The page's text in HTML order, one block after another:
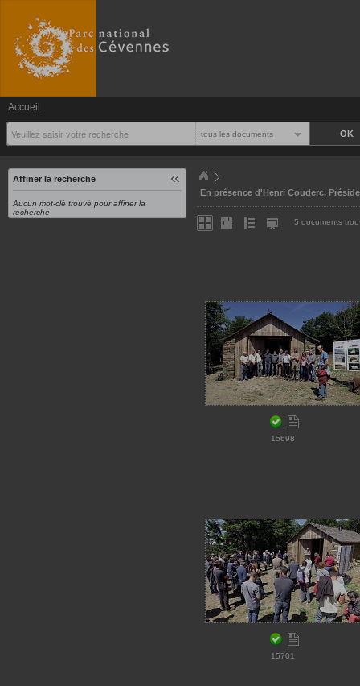
Accueil
tous les documents
Affiner la recherche
Aucun mot-clé trouvé pour affiner la
recherche
En présence d'Henri Couderc,
5 documents
15698
15701